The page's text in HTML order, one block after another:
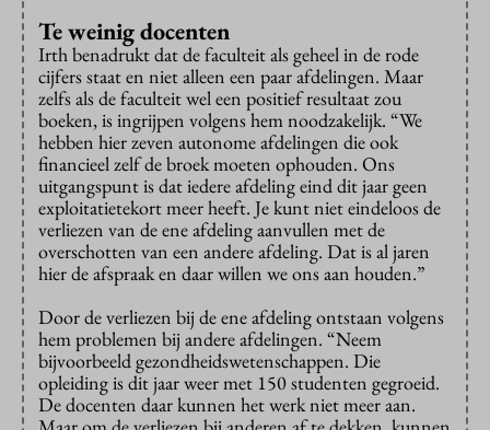
Te weinig docenten
Irth benadrukt dat de faculteit als geheel in de rode
cijfers staat en niet alleen een paar afdelingen. Maar
zelfs als de faculteit wel een positief resultaat zou
boeken, is ingrijpen volgens hem noodzakelijk. “We
hebben hier zeven autonome afdelingen die ook
financieel zelf de broek moeten ophouden. Ons
uitgangspunt is dat iedere afdeling eind dit jaar geen
exploitatietekort meer heeft. Je kunt niet eindeloos de
verliezen van de ene afdeling aanvullen met de
overschotten van een andere afdeling. Dat is al jaren
hier de afspraak en daar willen we ons aan houden.”
Door de verliezen bij de ene afdeling ontstaan volgens
hem problemen bij andere afdelingen. “Neem
bijvoorbeeld gezondheidswetenschappen. Die
opleiding is dit jaar weer met 150 studenten gegroeid.
De docenten daar kunnen het werk niet meer aan.